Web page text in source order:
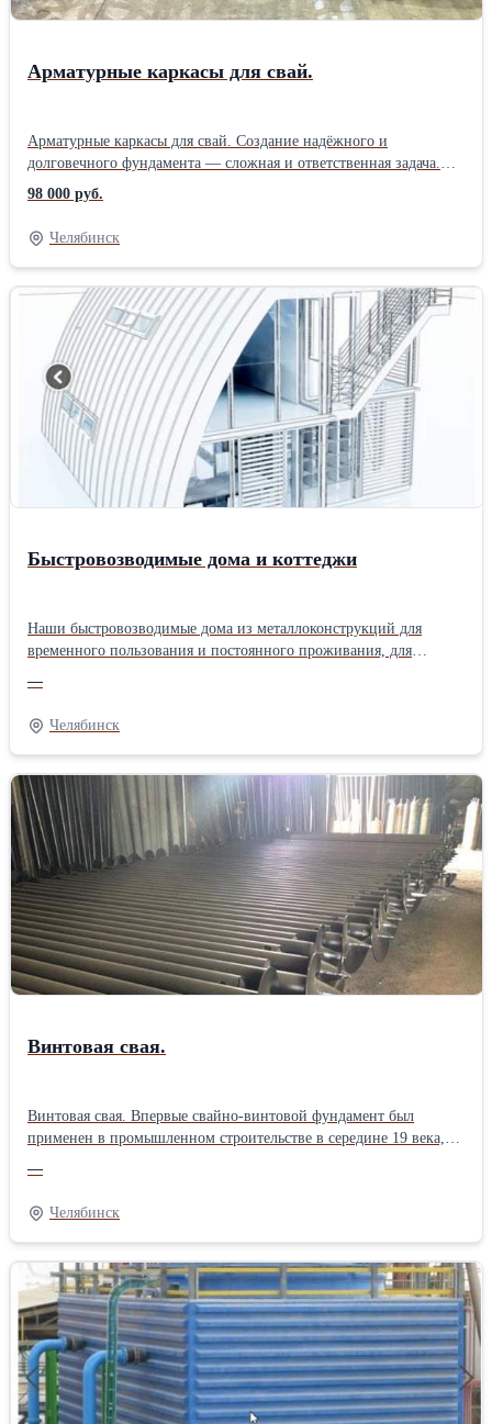
Арматурные каркасы для свай.
Арматурные каркасы для свай. Создание надёжного и
долговечного фундамента — сложная и ответственная задача.
При её выполнении необходимо использовать передовые
строительные технологии, высококачественные современные
материалы. К таковым относятся арматурные каркасы для свай,
изготовленные по действующим стандартам качества.
Преимущества использования буронабивных свай Длительное
время в нашей стране использовались сборные сваи из
железобетона. Однако им на замену пришли более совершенные
конструкции — буроинъекционные и буронабивные. Они
активно применяются на многочисленных строительных
объектах по всей России, изготавливаются по тем же
технологиям, что и в Европе. Это выгодное и удобное решение
для возведения зданий всех типов в условиях плотной
застройки, характерной для быстрорастущих городов и
мегаполисов. Эта продукция проходит многоуровневые тесты на
проверку прочности, подтвердив надёжность и эффективность
даже при пиковых нагрузках.Производитель: Собственное
98 000 руб.
Челябинск
Быстровозводимые дома и коттеджи
Наши быстровозводимые дома из металлоконструкций для
временного пользования и постоянного проживания, для
для ценителей функциональности и поклонников
респектабельности.Производитель: Собственное производство
—
Челябинск
Винтовая свая.
Винтовая свая. Впервые свайно-винтовой фундамент был
применен в промышленном строительстве в середине 19 века,
маяк Мэплин Сэндс (Maplin Sands). Он простоял в морской воде
почти полтора века. В нашей стране при строительстве частных
домов винтовые сваи активно применяются последние 20 лет.
Учитывая, что этот тип фундамента сравнительно новый, всех
интересуют вопросы его стоимости, надежности и
долговечности в сравнении с другими фундаментами. Почему
фундамент на винтовых сваях позволяет экономить? В таблице
представленной ниже наглядно продемонстрированы явные
преимущества свайно-винтового фундамента над остальными
типами фундаментов.Производитель: Собственное производство
Тип: Стандартные Метод изготовления: Сварные
—
Челябинск